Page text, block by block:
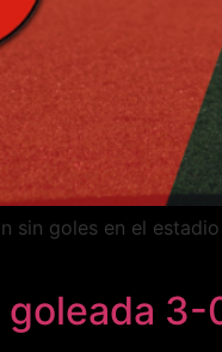
sin goles en el